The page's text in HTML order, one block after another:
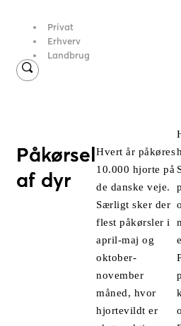
Privat
Erhverv
Landbrug
Påkørsel
af dyr
Hvert år påkøres
10.000 hjorte på
de danske veje.
Særligt sker der
flest påkørsler i
april-maj og
oktober-
november
måned, hvor
hjortevildt er